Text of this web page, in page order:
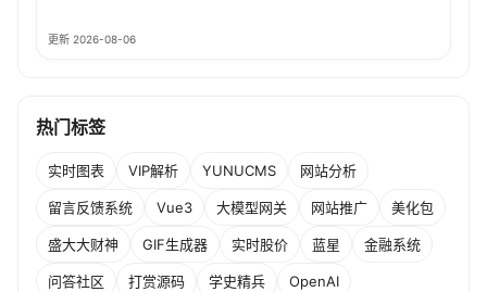
更新 2026-08-06
热门标签
实时图表 VIP解析 YUNUCMS 网站分析
留言反馈系统 Vue3 大模型网关 网站推广 美化包
盛大大财神 GIF生成器 实时股价 蓝星 金融系统
问答社区 打赏源码 学史精兵 OpenAI